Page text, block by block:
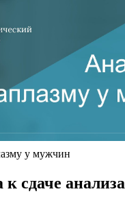
у мужчин
к сдаче анализа